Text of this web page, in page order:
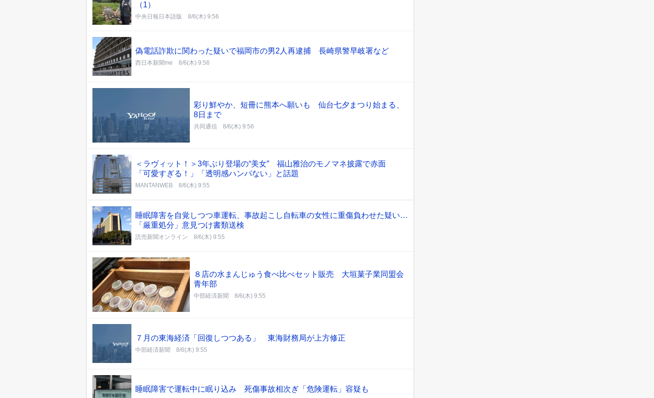
（1）
中央日報日本語版 8/6(木) 9:56
偽電話詐欺に関わった疑いで福岡市の男2人再逮捕 長崎県警早岐署など
西日本新聞me 8/6(木) 9:56
彩り鮮やか、短冊に熊本へ願いも 仙台七夕まつり始まる、
8日まで
共同通信 8/6(木) 9:56
＜ラヴィット！＞3年ぶり登場の“美女” 福山雅治のモノマネ披露で赤面
「可愛すぎる！」「透明感ハンパない」と話題
MANTANWEB 8/6(木) 9:55
睡眠障害を自覚しつつ車運転、事故起こし自転車の女性に重傷負わせた疑い…
「厳重処分」意見つけ書類送検
読売新聞オンライン 8/6(木) 9:55
８店の水まんじゅう食べ比べセット販売 大垣菓子業同盟会
青年部
中部経済新聞 8/6(木) 9:55
７月の東海経済「回復しつつある」 東海財務局が上方修正
中部経済新聞 8/6(木) 9:55
睡眠障害で運転中に眠り込み 死傷事故相次ぎ「危険運転」容疑も